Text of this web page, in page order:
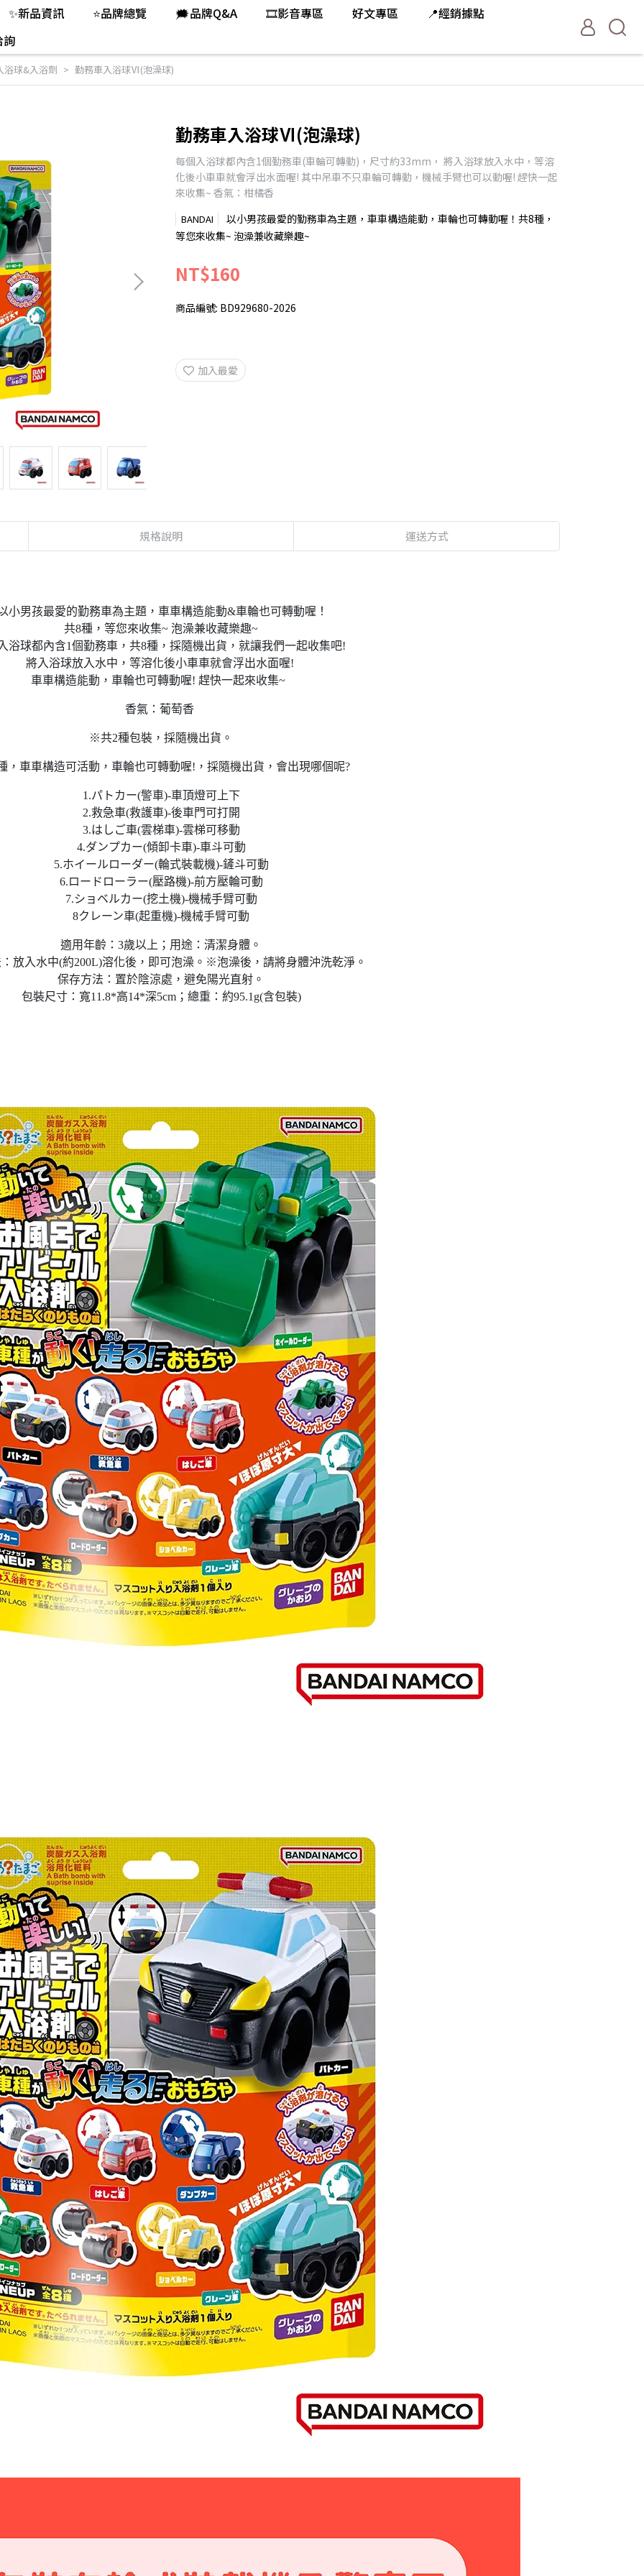
✨新品資訊 ⭐品牌總覽 🗯️品牌Q&A 🎞️影音專區 好文專區
📍經銷據點
浴球&入浴劑 勤務車入浴球Ⅵ(泡澡球)
勤務車入浴球Ⅵ(泡澡球)
每個入浴球都內含1個勤務車(車輪可轉動)，尺寸約33mm， 將入浴球放入水中，等溶
化後小車車就會浮出水面喔! 其中吊車不只車輪可轉動，機械手臂也可以動喔! 趕快一起
來收集~ 香氣：柑橘香
BANDAI
以小男孩最愛的勤務車為主題，車車構造能動，車輪也可轉動喔！共8種，
等您來收集~ 泡澡兼收藏樂趣~
NT$160
商品編號: BD929680-2026
加入最愛
規格說明 運送方式
小男孩最愛的勤務車為主題，車車構造能動&車輪也可轉動喔！
共8種，等您來收集~ 泡澡兼收藏樂趣~
浴球都內含1個勤務車，共8種，採隨機出貨，就讓我們一起收集吧!
將入浴球放入水中，等溶化後小車車就會浮出水面喔!
車車構造能動，車輪也可轉動喔! 趕快一起來收集~
香氣：葡萄香
※共2種包裝，採隨機出貨。
，車車構造可活動，車輪也可轉動喔!，採隨機出貨，會出現哪個呢?
1.パトカー(警車)-車頂燈可上下
2.救急車(救護車)-後車門可打開
3.はしご車(雲梯車)-雲梯可移動
4.ダンプカー(傾卸卡車)-車斗可動
5.ホイールローダー(輪式裝載機)-鏟斗可動
6.ロードローラー(壓路機)-前方壓輪可動
7.ショベルカー(挖土機)-機械手臂可動
8クレーン車(起重機)-機械手臂可動
適用年齡：3歲以上；用途：清潔身體。
放入水中(約200L)溶化後，即可泡澡。※泡澡後，請將身體沖洗乾淨。
保存方法：置於陰涼處，避免陽光直射。
包裝尺寸：寬11.8*高14*深5cm；總重：約95.1g(含包裝)